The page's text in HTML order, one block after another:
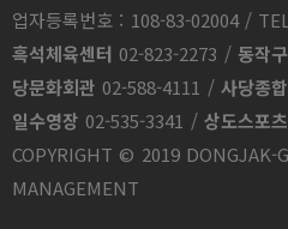
업자등록번호 : 108-83-02004 /
흑석체육센터 02-823-2273 / 동작
당문화회관 02-588-4111 / 사당종
일수영장 02-535-3341 / 상도스포
COPYRIGHT © 2019 DONGJAK-
MANAGEMENT